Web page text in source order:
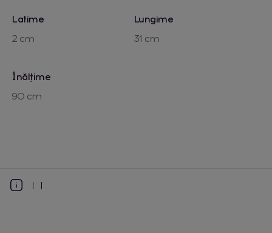
Latime
2 cm
Lungime
31 cm
Înălțime
90 cm